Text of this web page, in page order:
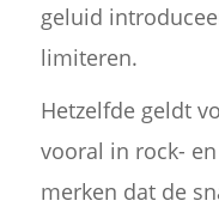
geluid
limiteren.
Hetzelfde geldt
vooral in rock-
merken dat de